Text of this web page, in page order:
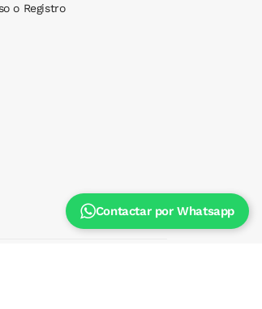
o Registro
Contactar por Whatsapp